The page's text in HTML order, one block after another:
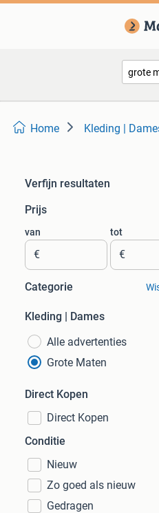
Home Kleding |
Verfijn resultaten
Prijs
van
€
tot
€
Categorie
Kleding | Dames
Alle advertenties
Grote Maten
Direct Kopen
Direct Kopen
Conditie
Nieuw
Zo goed als nieuw
Gedragen